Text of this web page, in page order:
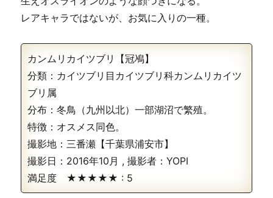
レアキャラではないが、お気に入りの一種。
カンムリカイツブリ【冠鳰】
分類：カイツブリ目カイツブリ科カンムリカイツ
ブリ属
分布：冬鳥（九州以北）一部湖沼で繁殖。
特徴：オスメス同色。
撮影地：三番瀬【千葉県浦安市】
撮影日： 2016年10月 , 撮影者：YOPI
満足度 ★★★★★ : 5